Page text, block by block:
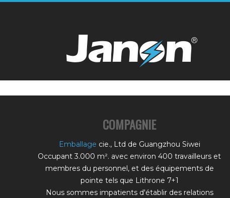
COMPAGNIE
Emballage cie., Ltd de Guangzhou Siwei
Occupant 3.000 m². avec environ 400 travailleurs et
membres du personnel, et des équipements de
pointe tels que Lithrone 7+1
Nous sommes impatients d'établir des relations